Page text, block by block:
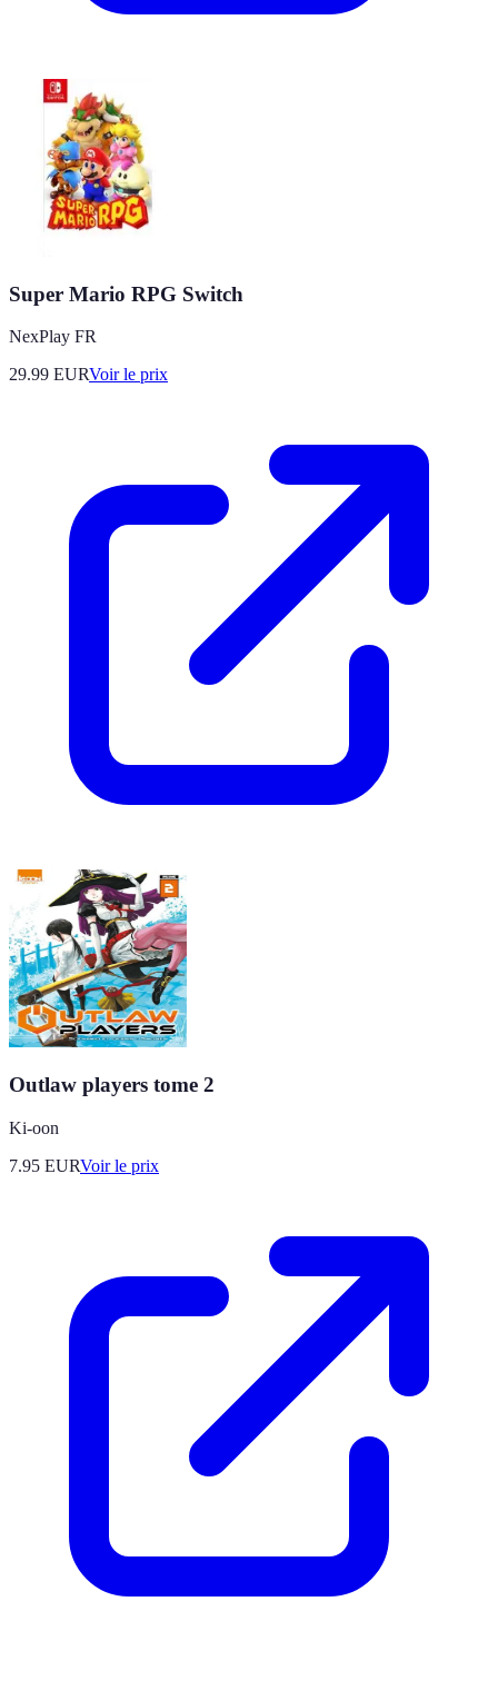
Super Mario RPG Switch
NexPlay FR
29.99 EURVoir le prix
Outlaw players tome 2
Ki-oon
7.95 EURVoir le prix